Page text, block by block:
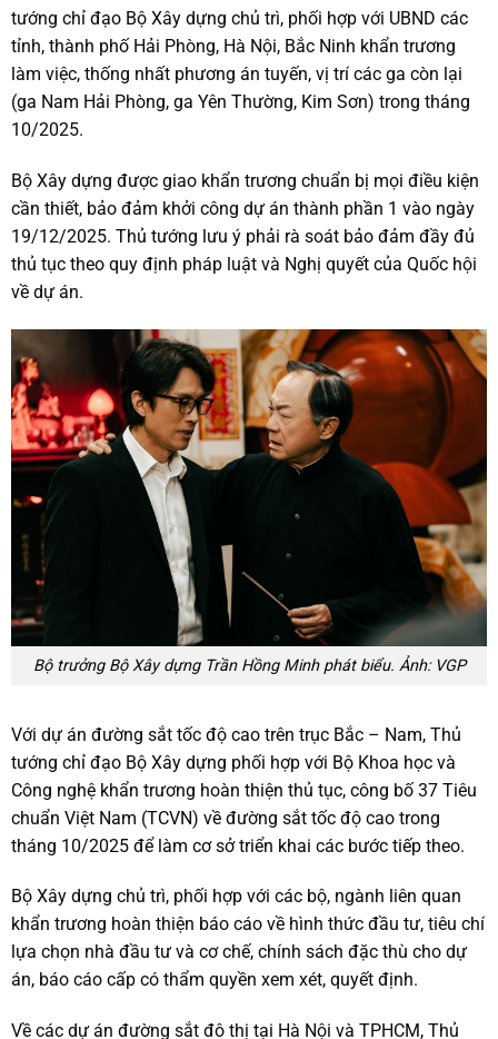
tướng chỉ đạo Bộ Xây dựng chủ trì, phối hợp với UBND các
tỉnh, thành phố Hải Phòng, Hà Nội, Bắc Ninh khẩn trương
làm việc, thống nhất phương án tuyến, vị trí các ga còn lại
(ga Nam Hải Phòng, ga Yên Thường, Kim Sơn) trong tháng
10/2025.
Bộ Xây dựng được giao khẩn trương chuẩn bị mọi điều kiện
cần thiết, bảo đảm khởi công dự án thành phần 1 vào ngày
19/12/2025. Thủ tướng lưu ý phải rà soát bảo đảm đầy đủ
thủ tục theo quy định pháp luật và Nghị quyết của Quốc hội
về dự án.
Bộ trưởng Bộ Xây dựng Trần Hồng Minh phát biểu. Ảnh: VGP
Với dự án đường sắt tốc độ cao trên trục Bắc – Nam, Thủ
tướng chỉ đạo Bộ Xây dựng phối hợp với Bộ Khoa học và
Công nghệ khẩn trương hoàn thiện thủ tục, công bố 37 Tiêu
chuẩn Việt Nam (TCVN) về đường sắt tốc độ cao trong
tháng 10/2025 để làm cơ sở triển khai các bước tiếp theo.
Bộ Xây dựng chủ trì, phối hợp với các bộ, ngành liên quan
khẩn trương hoàn thiện báo cáo về hình thức đầu tư, tiêu chí
lựa chọn nhà đầu tư và cơ chế, chính sách đặc thù cho dự
án, báo cáo cấp có thẩm quyền xem xét, quyết định.
Về các dự án đường sắt đô thị tại Hà Nội và TPHCM, Thủ